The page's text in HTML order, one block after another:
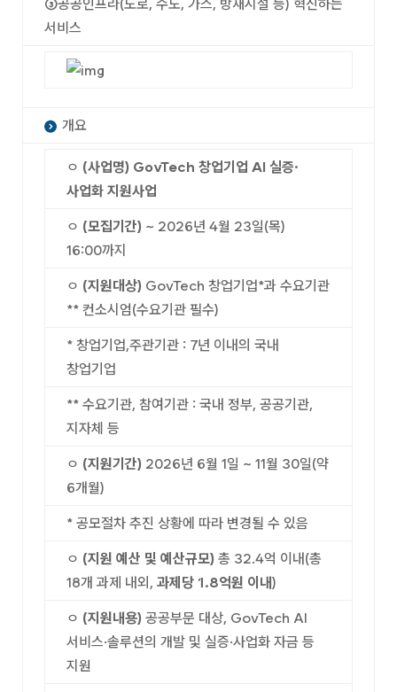
③공공인프라(도로, 수도, 가스, 방재시설 등) 혁신하는
서비스
개요
ㅇ (사업명) GovTech 창업기업 AI 실증·
사업화 지원사업
ㅇ (모집기간) ~ 2026년 4월 23일(목)
16:00까지
ㅇ (지원대상) GovTech 창업기업*과 수요기관
** 컨소시엄(수요기관 필수)
* 창업기업,주관기관 : 7년 이내의 국내
창업기업
** 수요기관, 참여기관 : 국내 정부, 공공기관,
지자체 등
ㅇ (지원기간) 2026년 6월 1일 ~ 11월 30일(약
6개월)
* 공모절차 추진 상황에 따라 변경될 수 있음
ㅇ (지원 예산 및 예산규모) 총 32.4억 이내(총
18개 과제 내외, 과제당 1.8억원 이내)
ㅇ (지원내용) 공공부문 대상, GovTech AI
서비스·솔루션의 개발 및 실증·사업화 자금 등
지원